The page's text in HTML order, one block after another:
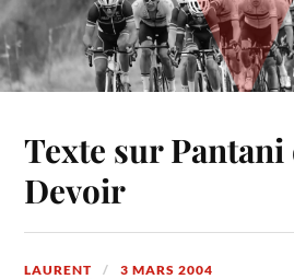
Texte sur Pantani
Devoir
LAURENT 3 MARS 2004